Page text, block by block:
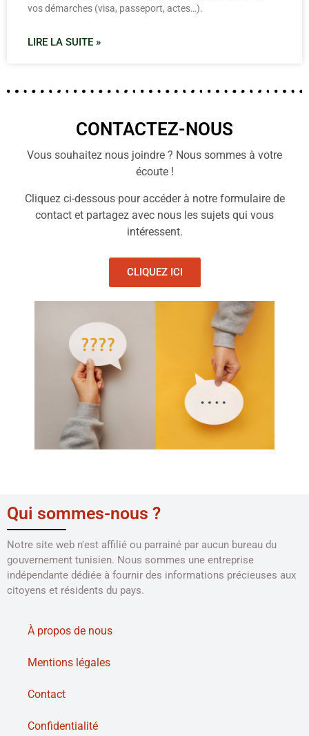
vos démarches (visa, passeport, actes…).
LIRE LA SUITE »
CONTACTEZ-NOUS
Vous souhaitez nous joindre ? Nous sommes à votre
écoute !
Cliquez ci-dessous pour accéder à notre formulaire de
contact et partagez avec nous les sujets qui vous
intéressent.
CLIQUEZ ICI
Qui sommes-nous ?
Notre site web n'est affilié ou parrainé par aucun bureau du
gouvernement tunisien. Nous sommes une entreprise
indépendante dédiée à fournir des informations précieuses aux
citoyens et résidents du pays.
À propos de nous
Mentions légales
Contact
Confidentialité